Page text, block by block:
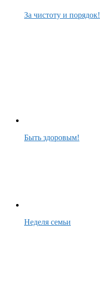
За чистоту и порядок!
Быть здоровым!
Неделя семьи